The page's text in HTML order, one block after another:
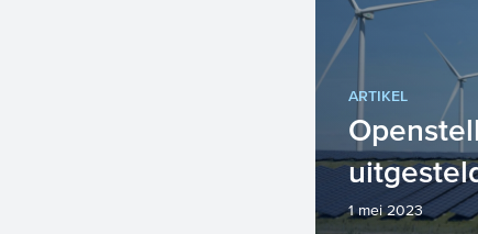
technieken toepassen? Maak dan
ARTIKEL
1 mei 2023